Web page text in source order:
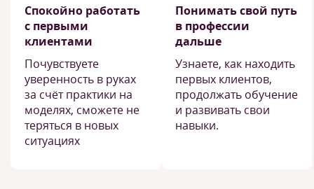
Спокойно работать
с первыми
клиентами
Почувствуете
уверенность в руках
за счёт практики на
моделях, сможете не
теряться в новых
ситуациях
Понимать свой путь
в профессии
дальше
Узнаете, как находить
первых клиентов,
продолжать обучение
и развивать свои
навыки.